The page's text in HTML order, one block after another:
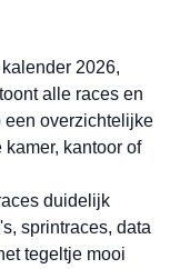
2026,
alle races en
een overzichtelijke
kantoor of
duidelijk
sprintraces, data
tegeltje mooi